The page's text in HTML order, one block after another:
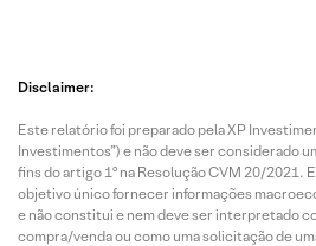
Disclaimer:
Este relatório foi preparado pela XP
Investimentos”) e não deve ser considerado
fins do artigo 1º na Resolução CVM 20/2021.
objetivo único fornecer informações
e não constitui e nem deve ser interpretado
compra/venda ou como uma solicitação de